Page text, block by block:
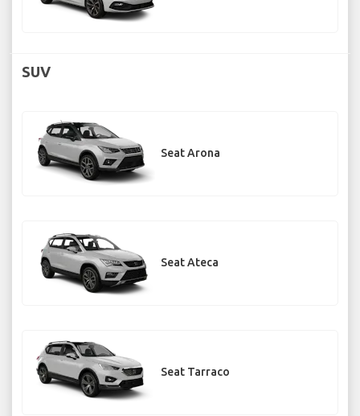
SUV
Seat Arona
Seat Ateca
Seat Tarraco